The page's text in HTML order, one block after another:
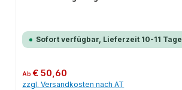
Sofort verfügbar, Lieferzeit 10-11 Tage
Regulärer Preis:
Ab€ 50,60
zzgl. Versandkosten nach AT